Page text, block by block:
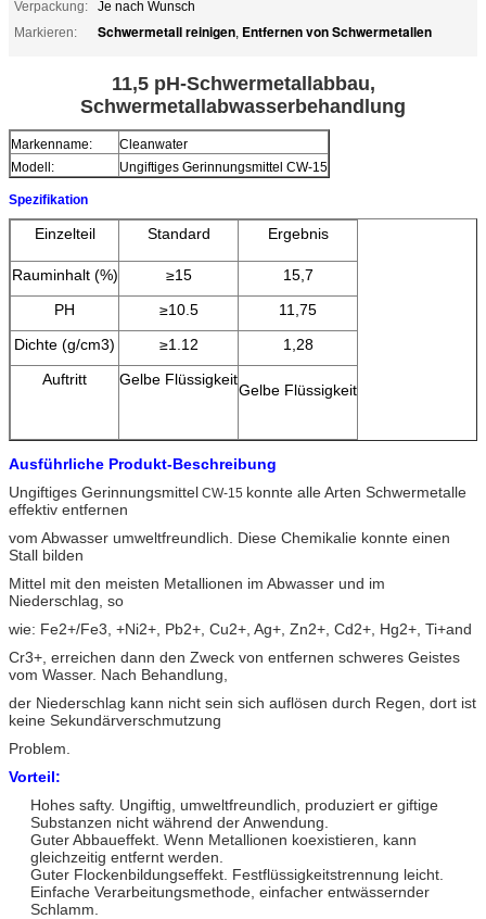
Verpackung:
Je nach Wunsch
Markieren:
Schwermetall reinigen, Entfernen von Schwermetallen
11,5 pH-Schwermetallabbau,
Schwermetallabwasserbehandlung
Markenname:
Cleanwater
Modell:
Ungiftiges Gerinnungsmittel CW-15
Spezifikation
Einzelteil Standard Ergebnis
Rauminhalt (%) ≥15
15,7
PH
≥10.5
11,75
Dichte (g/cm3)
≥1.12
1,28
Auftritt
Gelbe Flüssigkeit
Gelbe Flüssigkeit
Ausführliche Produkt-Beschreibung
Ungiftiges Gerinnungsmittel CW-15 konnte alle Arten Schwermetalle
effektiv entfernen
vom Abwasser umweltfreundlich. Diese Chemikalie konnte einen
Stall bilden
Mittel mit den meisten Metallionen im Abwasser und im
Niederschlag, so
wie: Fe2+/Fe3, +Ni2+, Pb2+, Cu2+, Ag+, Zn2+, Cd2+, Hg2+, Ti+and
Cr3+, erreichen dann den Zweck von entfernen schweres Geistes
vom Wasser. Nach Behandlung,
der Niederschlag kann nicht sein sich auflösen durch Regen, dort ist
keine Sekundärverschmutzung
Problem.
Vorteil:
Hohes safty. Ungiftig, umweltfreundlich, produziert er giftige
Substanzen nicht während der Anwendung.
Guter Abbaueffekt. Wenn Metallionen koexistieren, kann
gleichzeitig entfernt werden.
Guter Flockenbildungseffekt. Festflüssigkeitstrennung leicht.
Einfache Verarbeitungsmethode, einfacher entwässernder
Schlamm.